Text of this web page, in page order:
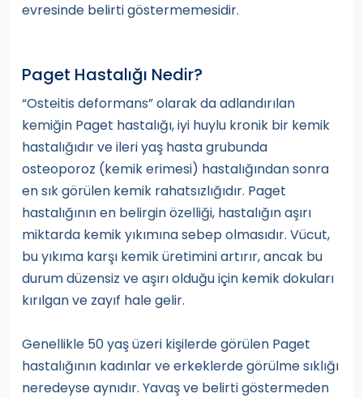
evresinde belirti göstermemesidir.
Paget Hastalığı Nedir?
“Osteitis deformans” olarak da adlandırılan
kemiğin Paget hastalığı, iyi huylu kronik bir kemik
hastalığıdır ve ileri yaş hasta grubunda
osteoporoz (kemik erimesi) hastalığından sonra
en sık görülen kemik rahatsızlığıdır. Paget
hastalığının en belirgin özelliği, hastalığın aşırı
miktarda kemik yıkımına sebep olmasıdır. Vücut,
bu yıkıma karşı kemik üretimini artırır, ancak bu
durum düzensiz ve aşırı olduğu için kemik dokuları
kırılgan ve zayıf hale gelir.
Genellikle 50 yaş üzeri kişilerde görülen Paget
hastalığının kadınlar ve erkeklerde görülme sıklığı
neredeyse aynıdır. Yavaş ve belirti göstermeden